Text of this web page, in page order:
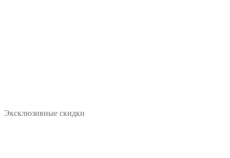
Эксклюзивные скидки